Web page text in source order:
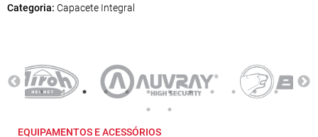
Categoria: Capacete Integral
EQUIPAMENTOS E ACESSÓRIOS